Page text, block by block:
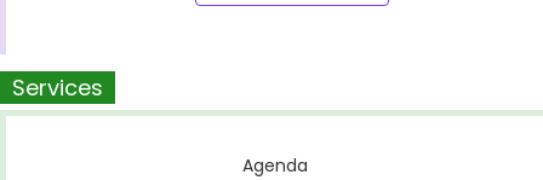
Services
Agenda